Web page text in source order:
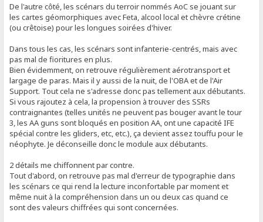
De l'autre côté, les scénars du terroir nommés AoC se jouant sur
les cartes géomorphiques avec Feta, alcool local et chèvre crétine
(ou crêtoise) pour les longues soirées d'hiver.
Dans tous les cas, les scénars sont infanterie-centrés, mais avec
pas mal de fioritures en plus.
Bien évidemment, on retrouve régulièrement aérotransport et
largage de paras. Mais il y aussi de la nuit, de l'OBA et de l'Air
Support. Tout cela ne s'adresse donc pas tellement aux débutants.
Si vous rajoutez à cela, la propension à trouver des SSRs
contraignantes (telles unités ne peuvent pas bouger avant le tour
3, les AA guns sont bloqués en position AA, ont une capacité IFE
spécial contre les gliders, etc, etc.), ça devient assez touffu pour le
néophyte. Je déconseille donc le module aux débutants.
2 détails me chiffonnent par contre.
Tout d'abord, on retrouve pas mal d'erreur de typographie dans
les scénars ce qui rend la lecture inconfortable par moment et
même nuit à la compréhension dans un ou deux cas quand ce
sont des valeurs chiffrées qui sont concernées.